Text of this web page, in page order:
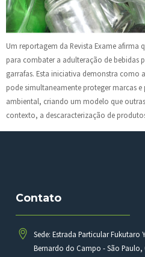
Um reportagem da Revista Exame afirma
para combater a adulteração de bebidas
garrafas. Esta iniciativa demonstra como
pode simultaneamente proteger marcas
ambiental, criando um modelo que
contexto, a descaracterização de
Contato
Sede: Estrada Particular Fukutaro
Bernardo do Campo - São Paulo,